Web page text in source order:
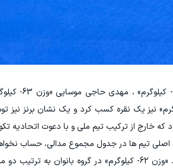
که خارج از ترکیب تیم ملی و با دعوت
اصلی تیم ها در جدول مجموع مدالی، حساب
ناهید کیانی «وزن 57- کیلوگرم» و یلدا ولی نژاد «وزن 62-